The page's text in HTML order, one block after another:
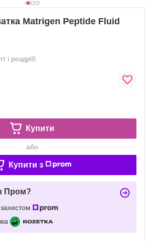
Matrigen Peptide Fluid
і роздріб
Купити
або
Купити з
Пром?